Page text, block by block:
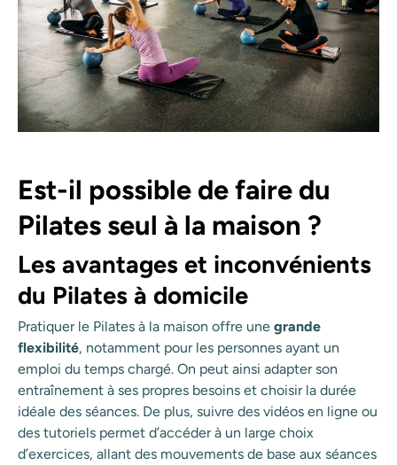
Est-il possible de faire du
Pilates seul à la maison ?
Les avantages et inconvénients
du Pilates à domicile
Pratiquer le Pilates à la maison offre une grande
flexibilité, notamment pour les personnes ayant un
emploi du temps chargé. On peut ainsi adapter son
entraînement à ses propres besoins et choisir la durée
idéale des séances. De plus, suivre des vidéos en ligne ou
des tutoriels permet d’accéder à un large choix
d’exercices, allant des mouvements de base aux séances